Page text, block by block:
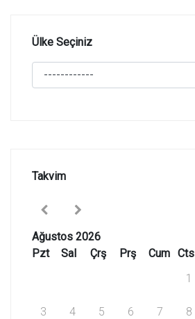
Ülke Seçiniz
Takvim
Ağustos 2026
Pzt
Sal Çrş Prş Cum Cts
1
3 4 5 6 7 8